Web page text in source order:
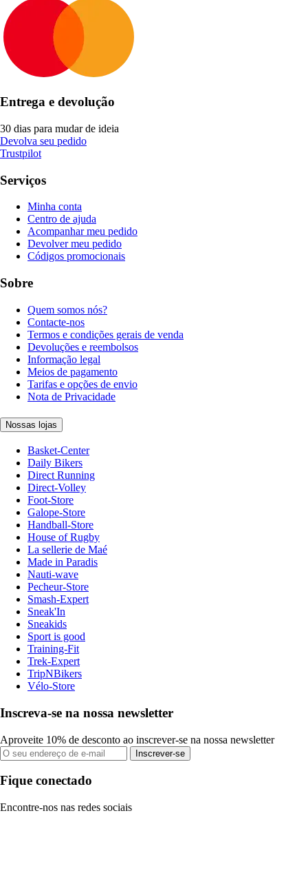
Entrega e devolução
30 dias para mudar de ideia
Devolva seu pedido
Trustpilot
Serviços
Minha conta
Centro de ajuda
Acompanhar meu pedido
Devolver meu pedido
Códigos promocionais
Sobre
Quem somos nós?
Contacte-nos
Termos e condições gerais de venda
Devoluções e reembolsos
Informação legal
Meios de pagamento
Tarifas e opções de envio
Nota de Privacidade
Nossas lojas
Basket-Center
Daily Bikers
Direct Running
Direct-Volley
Foot-Store
Galope-Store
Handball-Store
House of Rugby
La sellerie de Maé
Made in Paradis
Nauti-wave
Pecheur-Store
Smash-Expert
Sneak'In
Sneakids
Sport is good
Training-Fit
Trek-Expert
TripNBikers
Vélo-Store
Inscreva-se na nossa newsletter
Aproveite 10% de desconto ao inscrever-se na nossa newsletter
Inscrever-se
Fique conectado
Encontre-nos nas redes sociais